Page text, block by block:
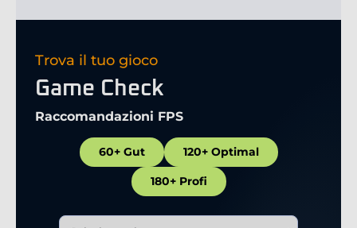
Trova il tuo gioco
Game Check
Raccomandazioni FPS
60+ Gut 120+ Optimal
180+ Profi